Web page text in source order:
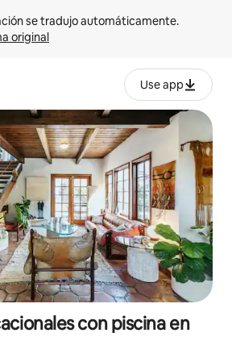
original
Use app
con piscina en